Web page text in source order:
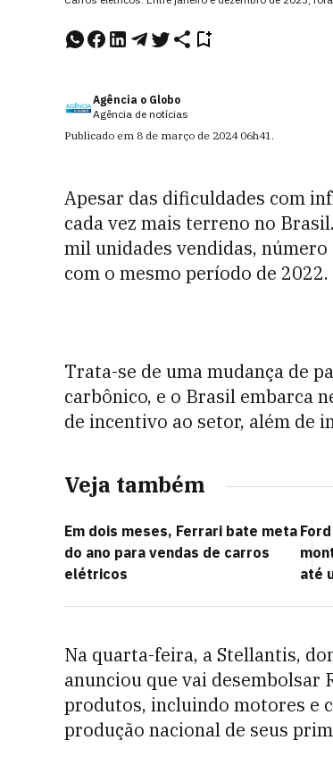
Agência o Globo
Agência de notícias
Publicado em 8 de março de 2024 06h41.
Apesar das dificuldades com
cada vez mais terreno no
mil unidades vendidas,
com o mesmo período de 2022.
Trata-se de uma mudança de
carbônico, e o Brasil embarca
de incentivo ao setor, além de
Veja também
Em dois meses, Ferrari bate meta
do ano para vendas de carros
elétricos
até
Na quarta-feira, a Stellantis,
anunciou que vai desembolsar
produtos, incluindo motores e
produção nacional de seus